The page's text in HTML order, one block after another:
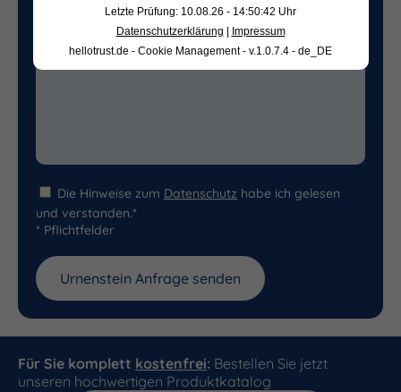
Die Hinweise zum Datenschutz habe ich gelesen
und verstanden.*
* Pflichtfelder
Für Sie komplett kostenfrei: Bestellen Sie jetzt
unseren hochwertigen Produktkatalog
Letzte Prüfung: 10.08.26 - 14:50:42 Uhr
Datenschutzerklärung | Impressum
hellotrust.de - Cookie Management - v.1.0.7.4 - de_DE